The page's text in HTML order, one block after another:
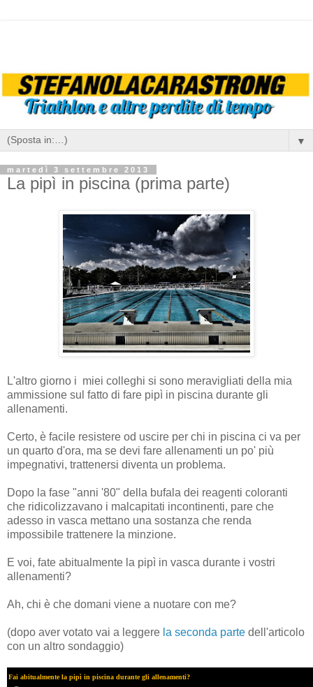
▼
martedì 3 settembre 2013
La pipì in piscina (prima parte)
L'altro giorno i miei colleghi si sono meravigliati della mia
ammissione sul fatto di fare pipì in piscina durante gli
allenamenti.
Certo, è facile resistere od uscire per chi in piscina ci va per
un quarto d'ora, ma se devi fare allenamenti un po' più
impegnativi, trattenersi diventa un problema.
Dopo la fase "anni '80" della bufala dei reagenti coloranti
che ridicolizzavano i malcapitati incontinenti, pare che
adesso in vasca mettano una sostanza che renda
impossibile trattenere la minzione.
E voi, fate abitualmente la pipì in vasca durante i vostri
allenamenti?
Ah, chi è che domani viene a nuotare con me?
(dopo aver votato vai a leggere la seconda parte dell'articolo
con un altro sondaggio)
Fai abitualmente la pipì in piscina durante gli allenamenti?